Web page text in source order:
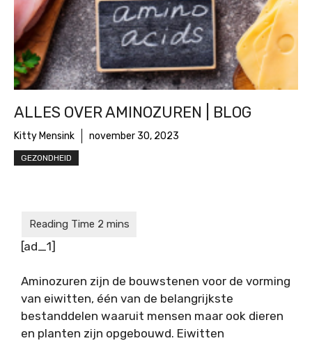
ALLES OVER AMINOZUREN | BLOG
Kitty Mensink november 30, 2023
GEZONDHEID
[ad_1]
Aminozuren zijn de bouwstenen voor de vorming
van eiwitten, één van de belangrijkste
bestanddelen waaruit mensen maar ook dieren
en planten zijn opgebouwd. Eiwitten